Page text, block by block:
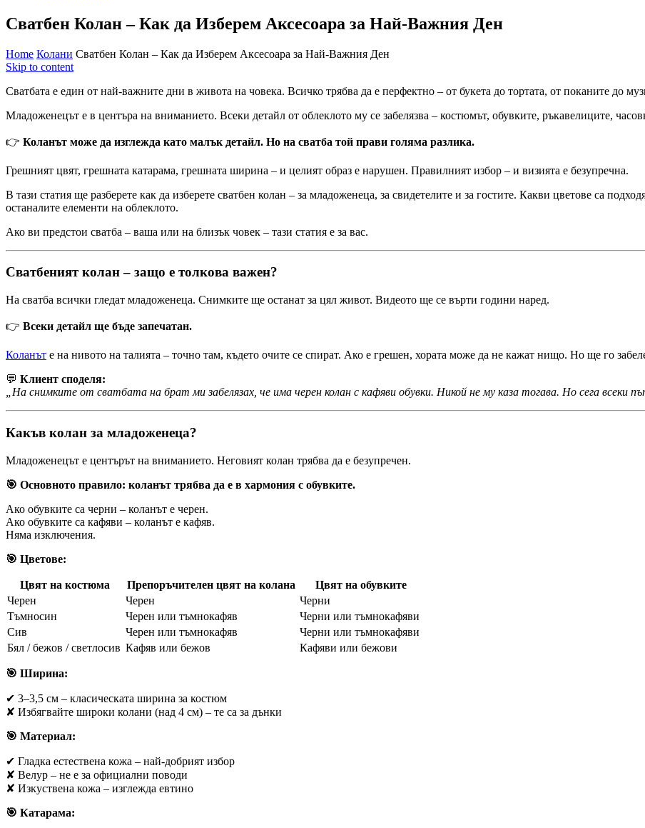
Сватбен Колан – Как да Изберем Аксесоара за Най-Важния Ден
Home Колани Сватбен Колан – Как да Изберем Аксесоара за Най-Важния Ден
Skip to content
Сватбата е един от най-важните дни в живота на човека. Всичко трябва да е перфектно – от букета до тортата, от поканите до
Младоженецът е в центъра на вниманието. Всеки детайл от облеклото му се забелязва – костюмът, обувките, ръкавелиците,
👉 Коланът може да изглежда като малък детайл. Но на сватба той прави голяма разлика.
Грешният цвят, грешната катарама, грешната ширина – и целият образ е нарушен. Правилният избор – и визията е безупречна.
В тази статия ще разберете как да изберете сватбен колан – за младоженеца, за свидетелите и за гостите. Какви цветове са
останалите елементи на облеклото.
Ако ви предстои сватба – ваша или на близък човек – тази статия е за вас.
Сватбеният колан – защо е толкова важен?
На сватба всички гледат младоженеца. Снимките ще останат за цял живот. Видеото ще се върти години наред.
👉 Всеки детайл ще бъде запечатан.
Коланът е на нивото на талията – точно там, където очите се спират. Ако е грешен, хората може да не кажат нищо. Но ще го
💬 Клиент споделя:
„На снимките от сватбата на брат ми забелязах, че има черен колан с кафяви обувки. Никой не му каза тогава. Но сега всеки
Какъв колан за младоженеца?
Младоженецът е центърът на вниманието. Неговият колан трябва да е безупречен.
🎯 Основното правило: коланът трябва да е в хармония с обувките.
Ако обувките са черни – коланът е черен.
Ако обувките са кафяви – коланът е кафяв.
Няма изключения.
🎯 Цветове:
Цвят на костюма Препоръчителен цвят на колана
Цвят на обувките
Черен
Черен
Черни
Тъмносин
Черен или тъмнокафяв
Черни или тъмнокафяви
Сив
Черен или тъмнокафяв
Черни или тъмнокафяви
Бял / бежов / светлосив Кафяв или бежов Кафяви или бежови
🎯 Ширина:
✔ 3–3,5 см – класическата ширина за костюм
✘ Избягвайте широки колани (над 4 см) – те са за дънки
🎯 Материал:
✔ Гладка естествена кожа – най-добрият избор
✘ Велур – не е за официални поводи
✘ Изкуствена кожа – изглежда евтино
🎯 Катарама: